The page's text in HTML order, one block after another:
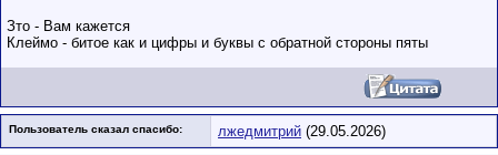
Зто - Вам кажется
Клеймо - битое как и цифры и буквы с обратной стороны пяты
Пользователь сказал cпасибо: лжедмитрий (29.05.2026)